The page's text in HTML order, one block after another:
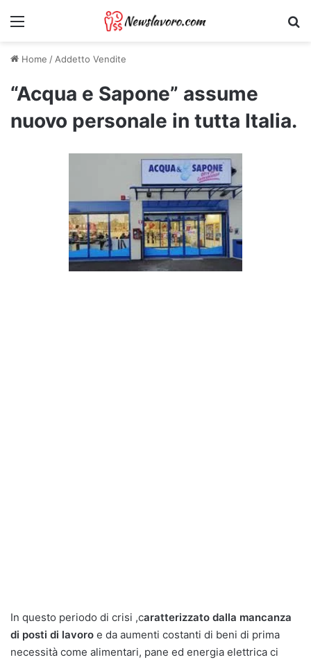
Menu
Home /Addetto Vendite
“Acqua e Sapone” assume
nuovo personale in tutta Italia.
In questo periodo di crisi ,caratterizzato dalla mancanza
di posti di lavoro e da aumenti costanti di beni di prima
necessità come alimentari, pane ed energia elettrica ci